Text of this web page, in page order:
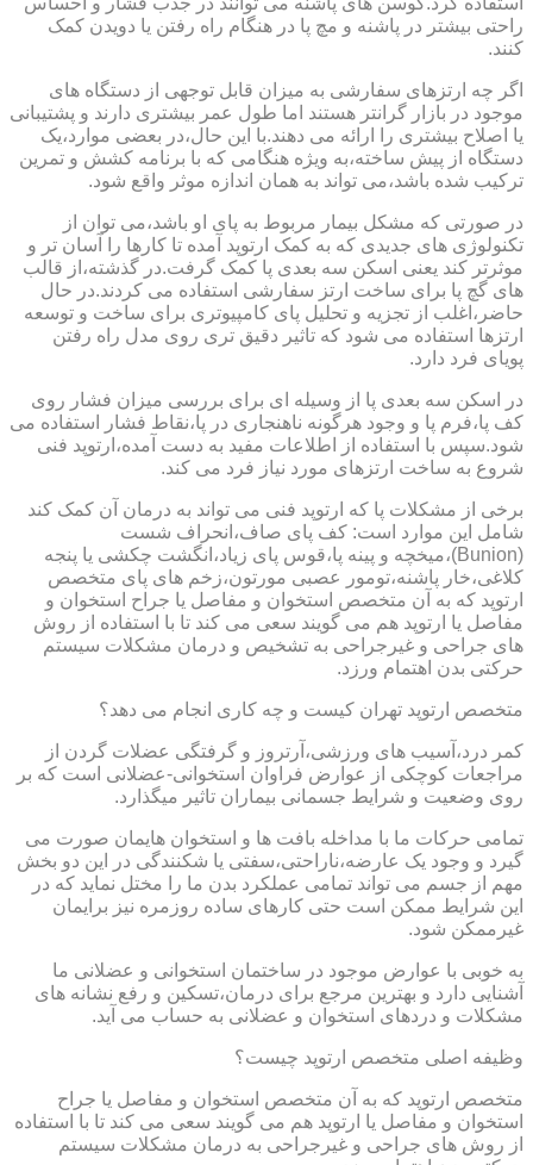
راحتی بیشتر در پاشنه و مچ پا در هنگام راه رفتن یا دویدن کمک
کنند.
اگر چه ارتزهای سفارشی به میزان قابل توجهی از دستگاه های
موجود در بازار گرانتر هستند اما طول عمر بیشتری دارند و پشتیبانی
یا اصلاح بیشتری را ارائه می دهند.با این حال،در بعضی موارد،یک
دستگاه از پیش ساخته،به ویژه هنگامی که با برنامه کشش و تمرین
ترکیب شده باشد،می تواند به همان اندازه موثر واقع شود.
در صورتی که مشکل بیمار مربوط به پای او باشد،می توان از
تکنولوژی های جدیدی که به کمک ارتوپد آمده تا کارها را آسان تر و
موثرتر کند یعنی اسکن سه بعدی پا کمک گرفت.در گذشته،از قالب
های گچ پا برای ساخت ارتز سفارشی استفاده می کردند.در حال
حاضر،اغلب از تجزیه و تحلیل پای کامپیوتری برای ساخت و توسعه
ارتزها استفاده می شود که تاثیر دقیق تری روی مدل راه رفتن
پویای فرد دارد.
در اسکن سه بعدی پا از وسیله ای برای بررسی میزان فشار روی
کف پا،فرم پا و وجود هرگونه ناهنجاری در پا،نقاط فشار استفاده می
شود.سپس با استفاده از اطلاعات مفید به دست آمده،ارتوپد فنی
شروع به ساخت ارتزهای مورد نیاز فرد می کند.
برخی از مشکلات پا که ارتوپد فنی می تواند به درمان آن کمک کند
شامل این موارد است: کف پای صاف،انحراف شست
(Bunion)،میخچه و پینه پا،قوس پای زیاد،انگشت چکشی یا پنجه
کلاغی،خار پاشنه،تومور عصبی مورتون،زخم های پای متخصص
ارتوپد که به آن متخصص استخوان و مفاصل یا جراح استخوان و
مفاصل یا ارتوپد هم می گویند سعی می کند تا با استفاده از روش
های جراحی و غیرجراحی به تشخیص و درمان مشکلات سیستم
حرکتی بدن اهتمام ورزد.
متخصص ارتوپد تهران کیست و چه کاری انجام می دهد؟
کمر درد،آسیب های ورزشی،آرتروز و گرفتگی عضلات گردن از
مراجعات کوچکی از عوارض فراوان استخوانی-عضلانی است که بر
روی وضعیت و شرایط جسمانی بیماران تاثیر میگذارد.
تمامی حرکات ما با مداخله بافت ها و استخوان هایمان صورت می
گیرد و وجود یک عارضه،ناراحتی،سفتی یا شکنندگی در این دو بخش
مهم از جسم می تواند تمامی عملکرد بدن ما را مختل نماید که در
این شرایط ممکن است حتی کارهای ساده روزمره نیز برایمان
غیرممکن شود.
به خوبی با عوارض موجود در ساختمان استخوانی و عضلانی ما
آشنایی دارد و بهترین مرجع برای درمان،تسکین و رفع نشانه های
مشکلات و دردهای استخوان و عضلانی به حساب می آید.
وظیفه اصلی متخصص ارتوپد چیست؟
متخصص ارتوپد که به آن متخصص استخوان و مفاصل یا جراح
استخوان و مفاصل یا ارتوپد هم می گویند سعی می کند تا با استفاده
از روش های جراحی و غیرجراحی به درمان مشکلات سیستم